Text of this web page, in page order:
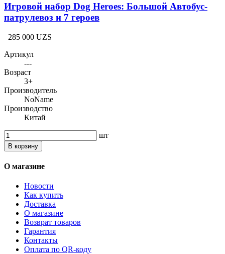
Игровой набор Dog Heroes: Большой Автобус-
патрулевоз и 7 героев
285 000 UZS
Артикул
---
Возраст
3+
Производитель
NoName
Производство
Китай
шт
В корзину
О магазине
Новости
Как купить
Доставка
О магазине
Возврат товаров
Гарантия
Контакты
Оплата по QR-коду